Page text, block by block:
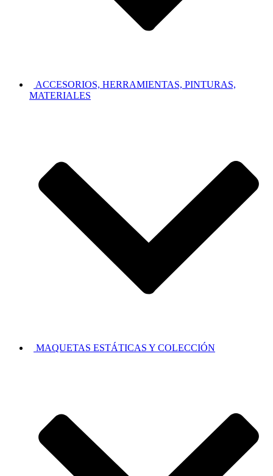
ACCESORIOS, HERRAMIENTAS, PINTURAS,
MATERIALES
MAQUETAS ESTÁTICAS Y COLECCIÓN